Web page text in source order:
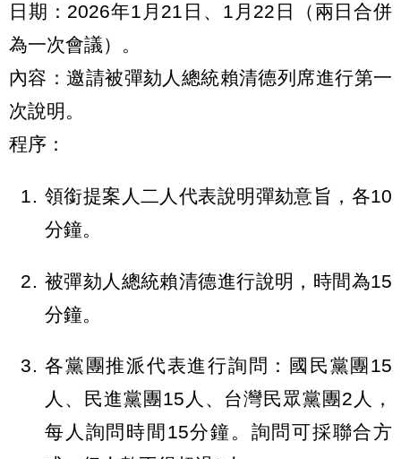
日期：2026年1月21日、1月22日（兩日合併
為一次會議）。
內容：邀請被彈劾人總統賴清德列席進行第一
次說明。
程序：
領銜提案人二人代表說明彈劾意旨，各10
分鐘。
被彈劾人總統賴清德進行說明，時間為15
分鐘。
各黨團推派代表進行詢問：國民黨團15
人、民進黨團15人、台灣民眾黨團2人，
每人詢問時間15分鐘。詢問可採聯合方